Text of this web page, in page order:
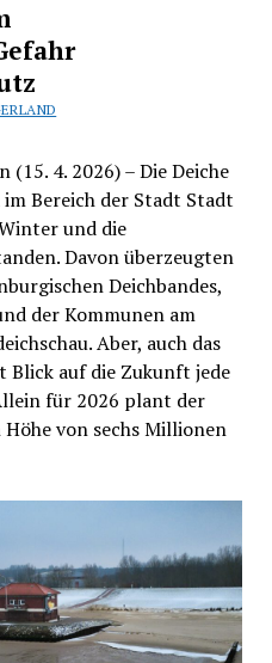
4. 2026) – Die Deiche
Bereich der Stadt Stadt
und die
Davon überzeugten
Deichbandes,
der Kommunen am
Aber, auch das
Blick auf die Zukunft jede
für 2026 plant der
von sechs Millionen